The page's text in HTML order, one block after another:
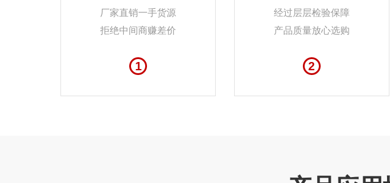
厂家直销一手货源
拒绝中间商赚差价
1
经过层层检验保障
产品质量放心选购
2